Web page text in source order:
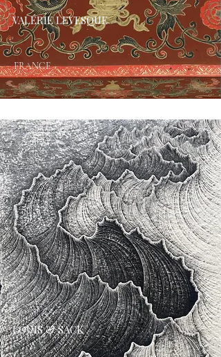
VALÉRIE LEVESQUE
FRANCE
LOUIS & SACK